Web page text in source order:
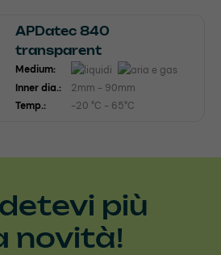
APDatec 840
transparent
Medium:
Inner dia.:
2mm - 90mm
Temp.:
-20 °C - 65°C
più
novità!